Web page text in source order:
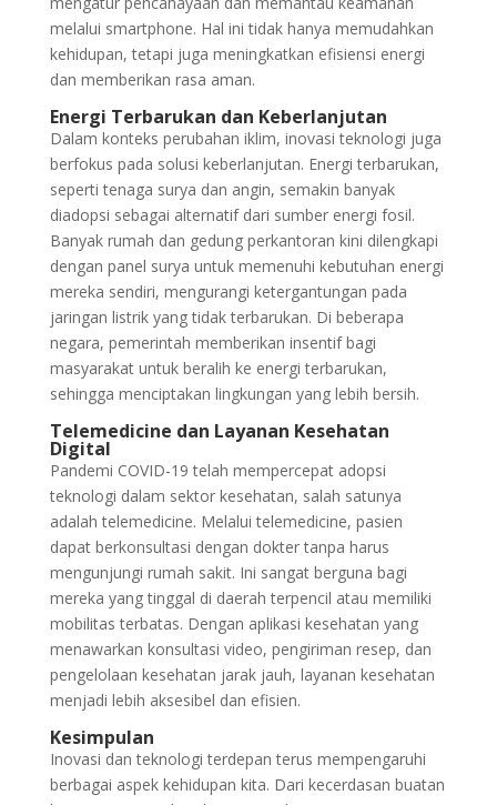
melalui smartphone. Hal ini tidak hanya memudahkan
kehidupan, tetapi juga meningkatkan efisiensi energi
dan memberikan rasa aman.
Energi Terbarukan dan Keberlanjutan
Dalam konteks perubahan iklim, inovasi teknologi juga
berfokus pada solusi keberlanjutan. Energi terbarukan,
seperti tenaga surya dan angin, semakin banyak
diadopsi sebagai alternatif dari sumber energi fosil.
Banyak rumah dan gedung perkantoran kini dilengkapi
dengan panel surya untuk memenuhi kebutuhan energi
mereka sendiri, mengurangi ketergantungan pada
jaringan listrik yang tidak terbarukan. Di beberapa
negara, pemerintah memberikan insentif bagi
masyarakat untuk beralih ke energi terbarukan,
sehingga menciptakan lingkungan yang lebih bersih.
Telemedicine dan Layanan Kesehatan
Digital
Pandemi COVID-19 telah mempercepat adopsi
teknologi dalam sektor kesehatan, salah satunya
adalah telemedicine. Melalui telemedicine, pasien
dapat berkonsultasi dengan dokter tanpa harus
mengunjungi rumah sakit. Ini sangat berguna bagi
mereka yang tinggal di daerah terpencil atau memiliki
mobilitas terbatas. Dengan aplikasi kesehatan yang
menawarkan konsultasi video, pengiriman resep, dan
pengelolaan kesehatan jarak jauh, layanan kesehatan
menjadi lebih aksesibel dan efisien.
Kesimpulan
Inovasi dan teknologi terdepan terus mempengaruhi
berbagai aspek kehidupan kita. Dari kecerdasan buatan